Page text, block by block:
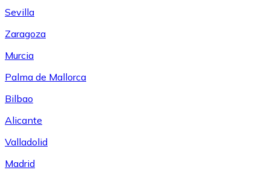
Sevilla
Zaragoza
Murcia
Palma de Mallorca
Bilbao
Alicante
Valladolid
Madrid